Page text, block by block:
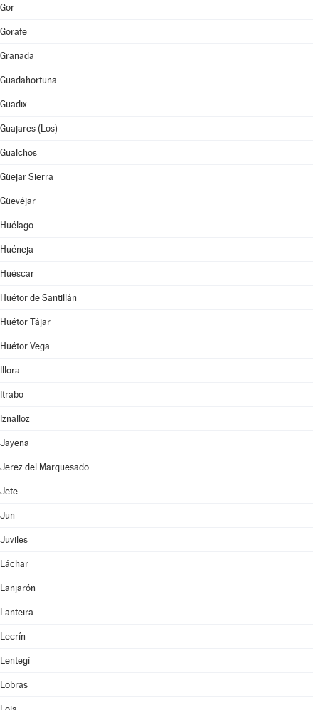
Gor
Gorafe
Granada
Guadahortuna
Guadix
Guajares (Los)
Gualchos
Güejar Sierra
Güevéjar
Huélago
Huéneja
Huéscar
Huétor de Santillán
Huétor Tájar
Huétor Vega
Illora
Itrabo
Iznalloz
Jayena
Jerez del Marquesado
Jete
Jun
Juviles
Láchar
Lanjarón
Lanteira
Lecrín
Lentegí
Lobras